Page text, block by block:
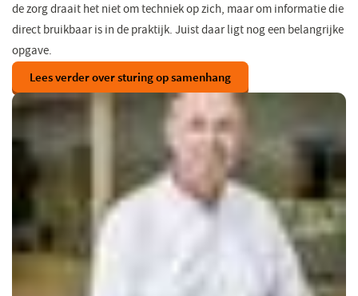
de zorg draait het niet om techniek op zich, maar om informatie die
direct bruikbaar is in de praktijk. Juist daar ligt nog een belangrijke
opgave.
Lees verder over sturing op samenhang